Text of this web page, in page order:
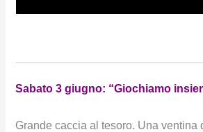
Sabato 3 giugno: “Giochiamo
Grande caccia al tesoro. Una ventina